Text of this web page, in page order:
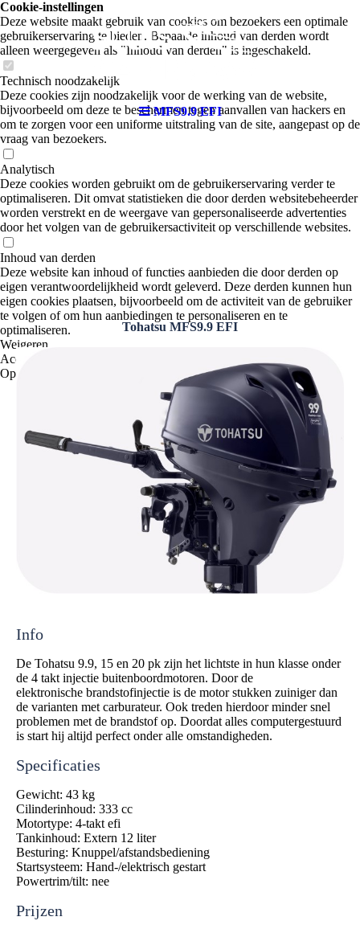
MFS9.9 EFI
Tohatsu MFS9.9 EFI
Info
De Tohatsu 9.9, 15 en 20 pk zijn het lichtste in hun klasse onder
de 4 takt injectie buitenboordmotoren. Door de
elektronische brandstofinjectie is de motor stukken zuiniger dan
de varianten met carburateur. Ook treden hierdoor minder snel
problemen met de brandstof op. Doordat alles computergestuurd
is start hij altijd perfect onder alle omstandigheden.
Specificaties
Gewicht: 43 kg
Cilinderinhoud: 333 cc
Motortype: 4-takt efi
Tankinhoud: Extern 12 liter
Besturing: Knuppel/afstandsbediening
Startsysteem: Hand-/elektrisch gestart
Powertrim/tilt: nee
Prijzen
Cookie-instellingen
Deze website maakt gebruik van cookies om bezoekers een optimale
gebruikerservaring te bieden. Bepaalde inhoud van derden wordt
alleen weergegeven als "Inhoud van derden" is ingeschakeld.
Technisch noodzakelijk
Deze cookies zijn noodzakelijk voor de werking van de website,
bijvoorbeeld om deze te beschermen tegen aanvallen van hackers en
om te zorgen voor een uniforme uitstraling van de site, aangepast op de
vraag van bezoekers.
Analytisch
Deze cookies worden gebruikt om de gebruikerservaring verder te
optimaliseren. Dit omvat statistieken die door derden websitebeheerder
worden verstrekt en de weergave van gepersonaliseerde advertenties
door het volgen van de gebruikersactiviteit op verschillende websites.
Inhoud van derden
Deze website kan inhoud of functies aanbieden die door derden op
eigen verantwoordelijkheid wordt geleverd. Deze derden kunnen hun
eigen cookies plaatsen, bijvoorbeeld om de activiteit van de gebruiker
te volgen of om hun aanbiedingen te personaliseren en te
optimaliseren.
Weigeren
Accepteer alle
Opslaan